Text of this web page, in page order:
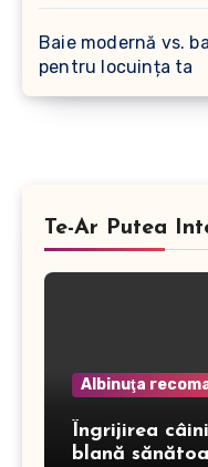
Baie modernă vs.
pentru locuința ta
Te-Ar Putea
Albinuţa
Îngrijirea
blană